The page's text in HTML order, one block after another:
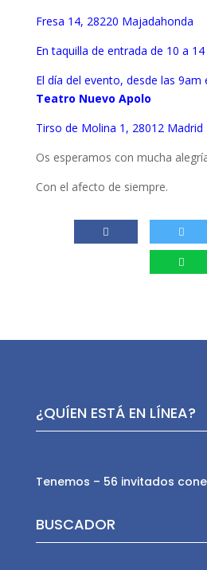
Fresa 14, 28220 Majadahonda
En taquilla de entrada de 10 a
El día del evento, desde las 9am
Teatro Nuevo Apolo
Tirso de Molina 1, 28012 Madrid
Os esperamos con mucha
Con el afecto de siempre.
¿QUÍEN ESTÁ EN LÍNEA?
Tenemos – 56 invitados
BUSCADOR